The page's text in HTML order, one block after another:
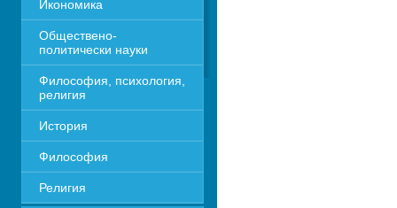
Икономика
Обществено-
политически науки
Философия, психология,
религия
История
Философия
Религия